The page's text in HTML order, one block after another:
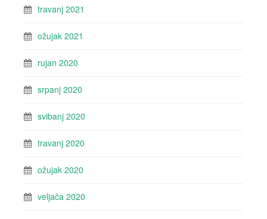
travanj 2021
ožujak 2021
rujan 2020
srpanj 2020
svibanj 2020
travanj 2020
ožujak 2020
veljača 2020